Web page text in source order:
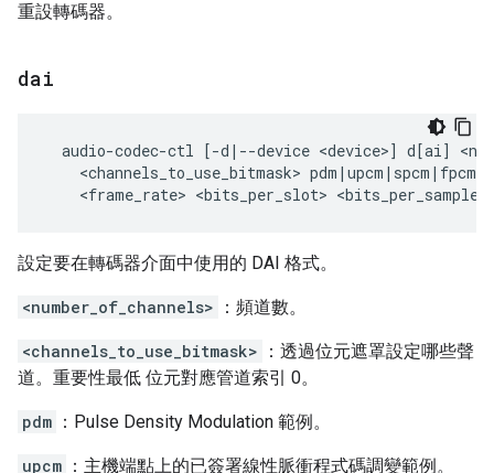
重設轉碼器。
dai
audio-codec-ctl [-d|--device <device>] d[ai]
<channels_to_use_bitmask> pdm|upcm|spcm|fpcm
設定要在轉碼器介面中使用的 DAI 格式。
<number_of_channels> ：頻道數。
<channels_to_use_bitmask>
：透過位元遮罩設定哪些聲
道。重要性最低 位元對應管道索引 0。
pdm ：Pulse Density Modulation 範例。
upcm ：主機端點上的已簽署線性脈衝程式碼調變範例。